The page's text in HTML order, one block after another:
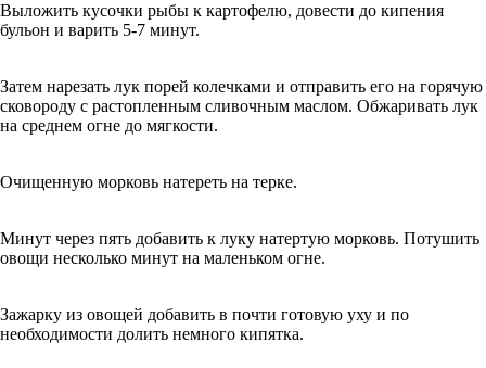
Выложить кусочки рыбы к картофелю, довести до кипения
бульон и варить 5-7 минут.
Затем нарезать лук порей колечками и отправить его на горячую
сковороду с растопленным сливочным маслом. Обжаривать лук
на среднем огне до мягкости.
Очищенную морковь натереть на терке.
Минут через пять добавить к луку натертую морковь. Потушить
овощи несколько минут на маленьком огне.
Зажарку из овощей добавить в почти готовую уху и по
необходимости долить немного кипятка.